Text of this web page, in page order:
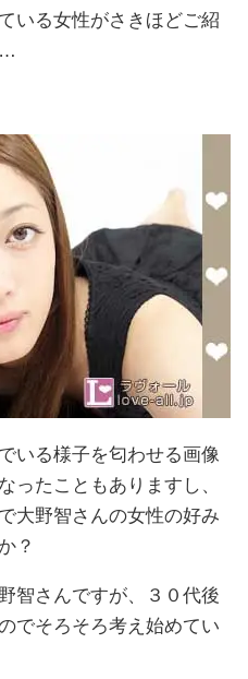
いる女性がさきほどご紹
…
いる様子を匂わせる画像
ったこともありますし、
大野智さんの女性の好み
？
智さんですが、３０代後
でそろそろ考え始めてい